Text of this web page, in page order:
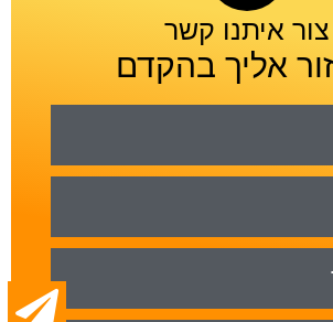
צור איתנו קשר
אליך בהקדם